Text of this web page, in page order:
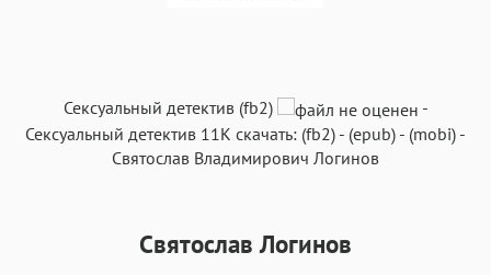
Текст Текст Текст Текст
Сексуальный детектив (fb2)
-
Сексуальный детектив 11K скачать: (fb2) - (epub) - (mobi) -
Святослав Владимирович Логинов
Святослав Логинов